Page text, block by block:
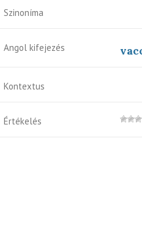
Szinoníma
Angol kifejezés
Kontextus
Értékelés